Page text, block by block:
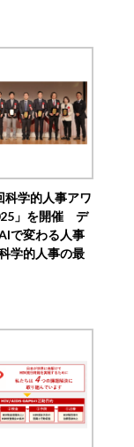
科学的人事アワ
」を開催 デ
で変わる人事
学的人事の最